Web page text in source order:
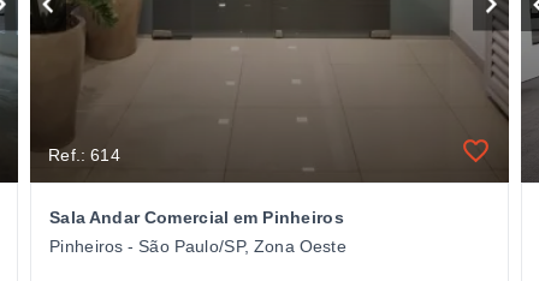
Ref.: 614
Sala Andar Comercial em Pinheiros
Pinheiros - São Paulo/SP, Zona Oeste